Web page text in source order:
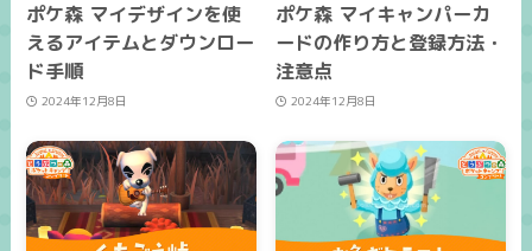
ポケ森 マイデザインを使
えるアイテムとダウンロー
ド手順
2024年12月8日
ポケ森 マイキャンパーカ
ードの作り方と登録方法・
注意点
2024年12月8日